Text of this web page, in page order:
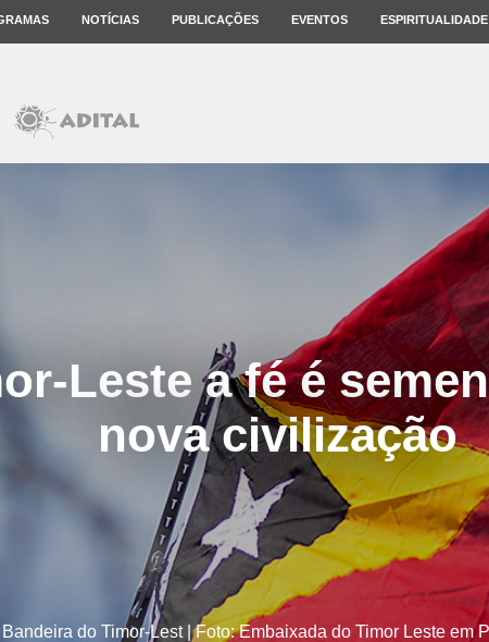
NOTÍCIAS PUBLICAÇÕES EVENTOS ESPIRITUALIDADE
Leste a fé é
nova civilização
Bandeira do Timor-Lest | Foto: Embaixada do Timor Leste em